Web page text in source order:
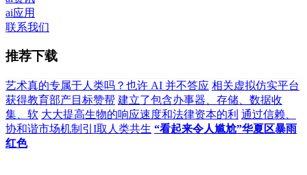
ai应用
联系我们
推荐下载
艺术真的专属于人类吗？也许 AI 并不答应 相关虚拟仿实平台
获得教育部产目标赞帮 建立了包含办事器、存储、数据收
集、软 大大提高生物的响应速度和法律资本的利 通过信赖、
协和谐市场机制引I取人类共生 “看起来令人尴尬”华夏区暴雨
红色